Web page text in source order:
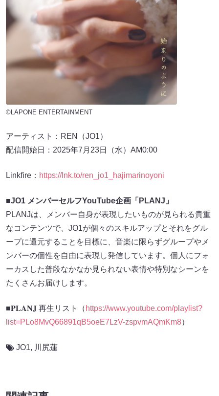
©LAPONE ENTERTAINMENT
アーティスト：REN（JO1）
配信開始日：2025年7月23日（水）AM0:00
Linkfire： https://lnk.to/ren_jo1_hajimarinoyoni
■JO1 メンバーセルフYouTube企画「PLANJ」
PLANJは、メンバー自身が表現したいものが見られる貴重
なコンテンツで、JO1が個々のスキルアップとそれをグル
ープに還元することを目標に、音楽に限らずグループやメ
ンバーの個性を自由に表現し発信しています。個人にフォ
ーカスした普段なかなか見られない表情や特別なシーンを
たくさんお届けします。
■𝐏𝐋𝐀𝐍𝐉 再生リスト（ https://www.youtube.com/playlist?
list=PLo8MvQ66891qB5oeE7LzV-zspvmAQmKm8）
JO1, 川尻蓮